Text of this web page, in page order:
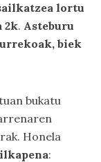
lortu
2k. Asteburu
biek
bukatu
Honela
: